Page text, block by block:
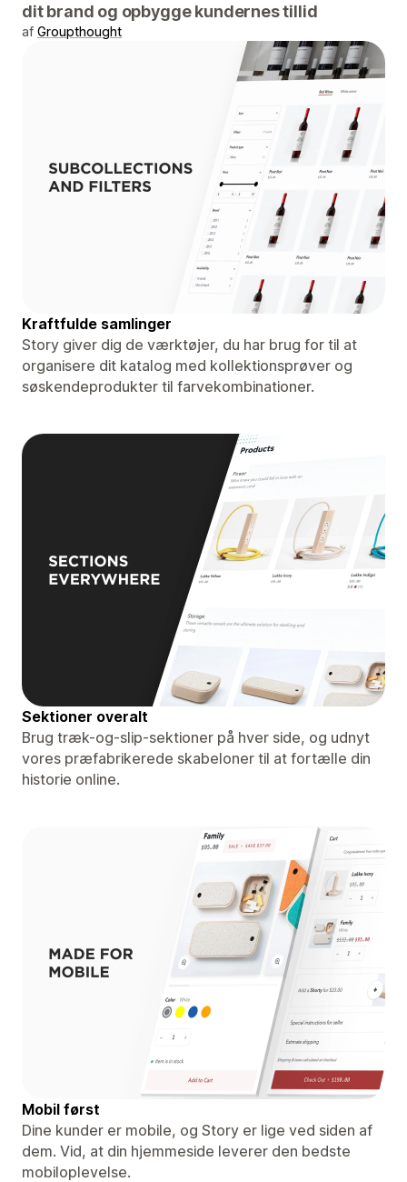
dit brand og opbygge kundernes tillid
af Groupthought
Kraftfulde samlinger
Story giver dig de værktøjer, du har brug for til at
organisere dit katalog med kollektionsprøver og
søskendeprodukter til farvekombinationer.
Sektioner overalt
Brug træk-og-slip-sektioner på hver side, og udnyt
vores præfabrikerede skabeloner til at fortælle din
historie online.
Mobil først
Dine kunder er mobile, og Story er lige ved siden af ​​
dem. Vid, at din hjemmeside leverer den bedste
mobiloplevelse.